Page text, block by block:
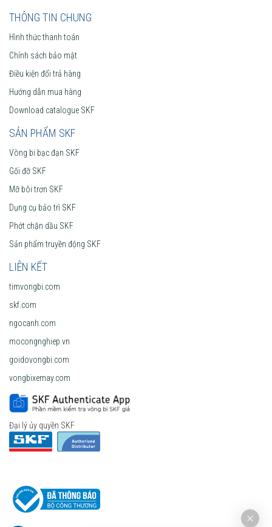
THÔNG TIN CHUNG
Hình thức thanh toán
Chính sách bảo mật
Điều kiện đổi trả hàng
Hướng dẫn mua hàng
Download catalogue SKF
SẢN PHẨM SKF
Vòng bi bạc đạn SKF
Gối đỡ SKF
Mỡ bôi trơn SKF
Dụng cụ bảo trì SKF
Phớt chặn dầu SKF
Sản phẩm truyền động SKF
LIÊN KẾT
timvongbi.com
skf.com
ngocanh.com
mocongnghiep.vn
goidovongbi.com
vongbixemay.com
Đại lý ủy quyền SKF